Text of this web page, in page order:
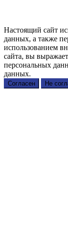
Настоящий сайт
данных, а также
использованием
сайта, вы
персональных
данных.
Согласен Не